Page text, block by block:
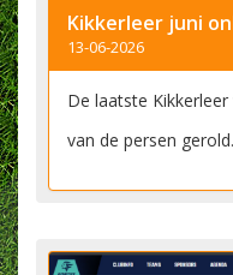
13-06-2026
De laatste
van de persen